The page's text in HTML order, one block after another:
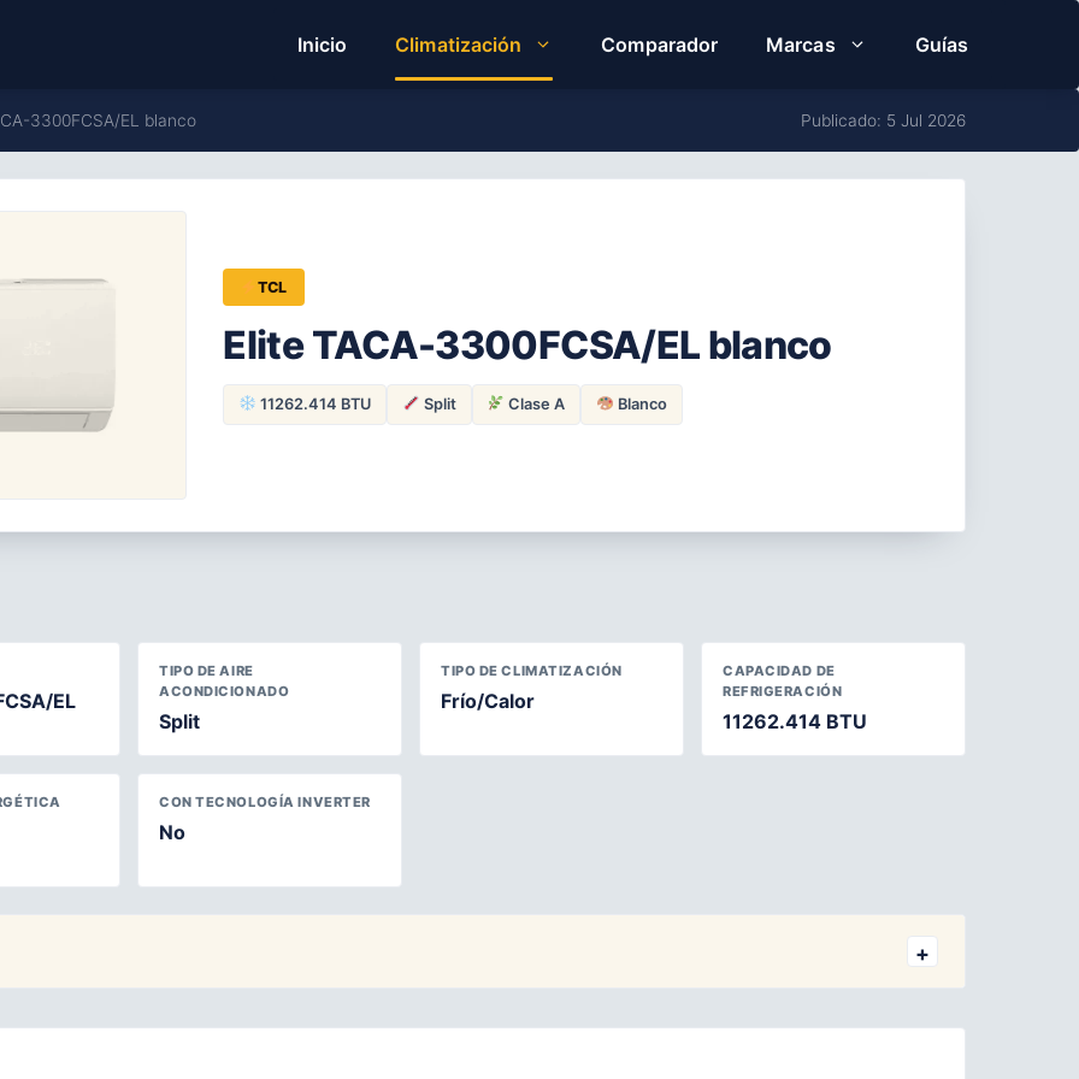
Inicio Climatización Comparador Marcas Guías
3300FCSA/EL blanco Publicado: 5 Jul 2026
TCL
Elite TACA-3300FCSA/EL blanco
11262.414 BTU Split Clase A Blanco
EL
TIPO DE AIRE
ACONDICIONADO
Split
TIPO DE CLIMATIZACIÓN
Frío/Calor
CAPACIDAD DE
REFRIGERACIÓN
11262.414 BTU
CON TECNOLOGÍA INVERTER
No